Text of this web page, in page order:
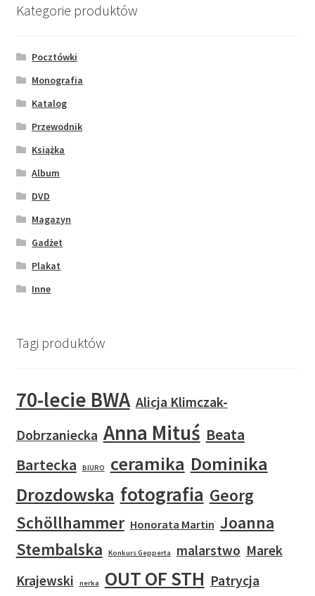
Kategorie produktów
Pocztówki
Monografia
Katalog
Przewodnik
Książka
Album
DVD
Magazyn
Gadżet
Plakat
Inne
Tagi produktów
70-lecie BWA Alicja Klimczak-
Dobrzaniecka Anna Mituś Beata
Bartecka
BIURO ceramika Dominika
Drozdowska fotografia Georg
Schöllhammer Honorata Martin Joanna
Stembalska
Konkurs Gepperta malarstwo Marek
Krajewski
nerka OUT OF STH Patrycja